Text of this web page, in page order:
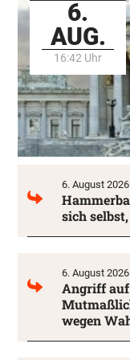
6.
AUG.
16:42 Uhr
6. August 2026
sich
6. August 2026
Angriff auf
wegen